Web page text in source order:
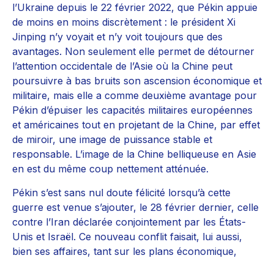
l’Ukraine depuis le 22 février 2022, que Pékin appuie
de moins en moins discrètement : le président Xi
Jinping n’y voyait et n’y voit toujours que des
avantages. Non seulement elle permet de détourner
l’attention occidentale de l’Asie où la Chine peut
poursuivre à bas bruits son ascension économique et
militaire, mais elle a comme deuxième avantage pour
Pékin d’épuiser les capacités militaires européennes
et américaines tout en projetant de la Chine, par effet
de miroir, une image de puissance stable et
responsable. L’image de la Chine belliqueuse en Asie
en est du même coup nettement atténuée.
Pékin s’est sans nul doute félicité lorsqu’à cette
guerre est venue s’ajouter, le 28 février dernier, celle
contre l’Iran déclarée conjointement par les États-
Unis et Israël. Ce nouveau conflit faisait, lui aussi,
bien ses affaires, tant sur les plans économique,